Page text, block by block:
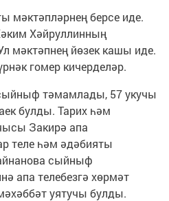
мәктәпләрнең берсе иде.
Хәйруллинның
мәктәпнең йөзек кашы иде.
гомер кичерделәр.
тәмамлады, 57 укучы
булды. Тарих һәм
Закирә апа
теле һәм әдәбияты
сыйныф
апа телебезгә хөрмәт
уятучы булды.